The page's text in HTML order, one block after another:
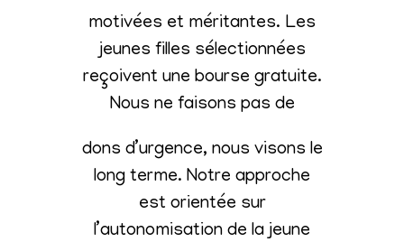
motivées et méritantes. Les
jeunes filles sélectionnées
reçoivent une bourse gratuite.
Nous ne faisons pas de
dons d’urgence, nous visons le
long terme. Notre approche
est orientée sur
l’autonomisation de la jeune